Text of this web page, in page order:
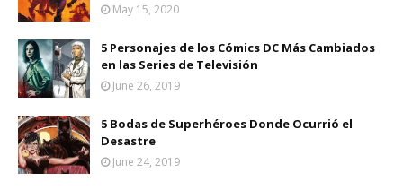
May 15, 2020
5 Personajes de los Cómics DC Más Cambiados
en las Series de Televisión
June 26, 2019
5 Bodas de Superhéroes Donde Ocurrió el
Desastre
June 24, 2019